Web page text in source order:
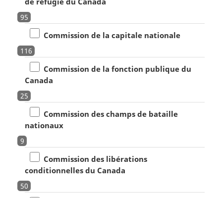
95
Commission de la capitale nationale
116
Commission de la fonction publique du
Canada
25
Commission des champs de bataille
nationaux
9
Commission des libérations
conditionnelles du Canada
50